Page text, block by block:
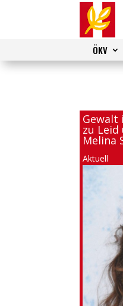
ÖKV
Gewalt
zu Leid
Melina
Aktuell